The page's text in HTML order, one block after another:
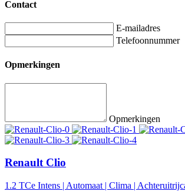
Contact
E-mailadres
Telefoonnummer
Opmerkingen
Opmerkingen
Renault Clio
1.2 TCe Intens | Automaat | Clima |